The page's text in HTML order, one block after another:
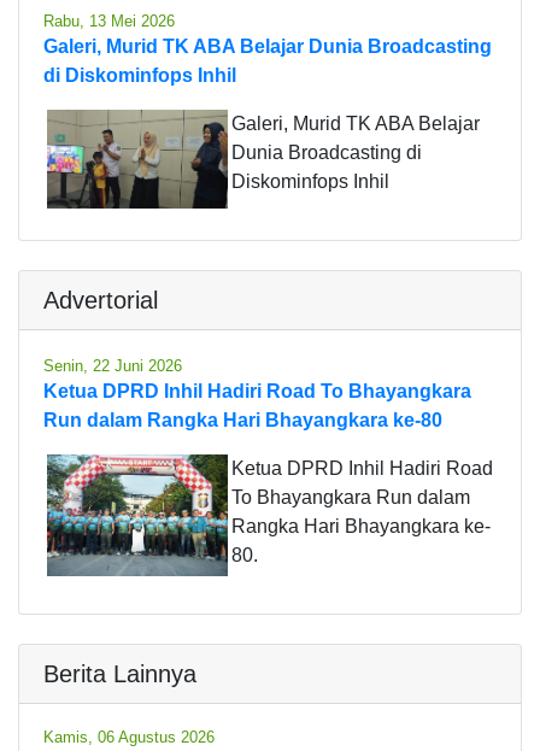
Rabu, 13 Mei 2026
Galeri, Murid TK ABA Belajar Dunia Broadcasting
di Diskominfops Inhil
Galeri, Murid TK ABA Belajar
Dunia Broadcasting di
Diskominfops Inhil
Advertorial
Senin, 22 Juni 2026
Ketua DPRD Inhil Hadiri Road To Bhayangkara
Run dalam Rangka Hari Bhayangkara ke-80
Ketua DPRD Inhil Hadiri Road
To Bhayangkara Run dalam
Rangka Hari Bhayangkara ke-
80.
Berita Lainnya
Kamis, 06 Agustus 2026